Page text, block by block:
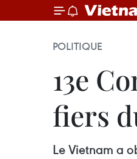
POLITIQUE
13e
fiers
Le Vietnam a